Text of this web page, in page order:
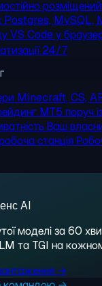
Postgres, MySQL,
VS Code у
24/7
Minecraft, CS,
MT5 поруч
Ваш
станція
AI
моделі за 60
та TGI на
→